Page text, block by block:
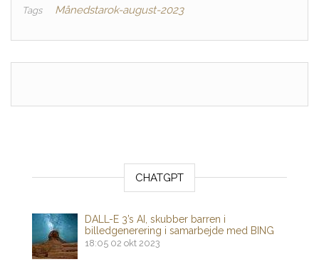
Tags Månedstarok-august-2023
CHATGPT
DALL-E 3’s AI, skubber barren i
billedgenerering i samarbejde med BING
18:05 02 okt 2023